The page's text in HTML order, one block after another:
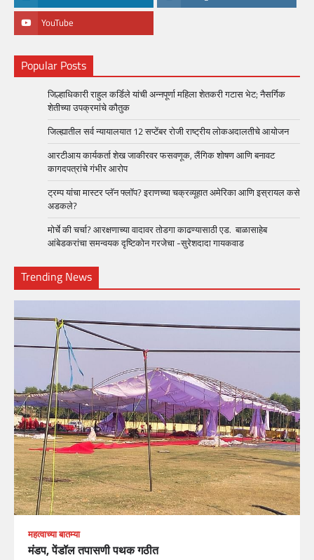
YouTube
Popular Posts
जिल्हाधिकारी राहुल कर्डिले यांची अन्नपूर्णा महिला शेतकरी गटास भेट; नैसर्गिक
शेतीच्या उपक्रमांचे कौतुक
जिल्ह्यातील सर्व न्यायालयात 12 सप्टेंबर रोजी राष्ट्रीय लोकअदालतीचे आयोजन
आरटीआय कार्यकर्ता शेख जाकीरवर फसवणूक, लैंगिक शोषण आणि बनावट
कागदपत्रांचे गंभीर आरोप
ट्रम्प यांचा मास्टर प्लॅन फ्लॉप? इराणच्या चक्रव्यूहात अमेरिका आणि इस्रायल कसे
अडकले?
मोर्चे की चर्चा? आरक्षणाच्या वादावर तोडगा काढण्यासाठी एड. बाळासाहेब
आंबेडकरांचा समन्वयक दृष्टिकोन गरजेचा -सुरेशदादा गायकवाड
Trending News
महत्वाच्या बातम्या
मंडप, पेंडॉल तपासणी पथक गठीत